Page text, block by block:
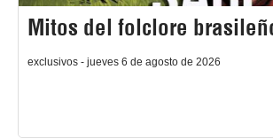
Mitos del folclore
exclusivos - jueves 6 de agosto de 2026